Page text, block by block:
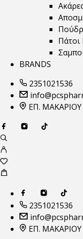
BRANDS
2351021536
ΕΠ.
2351021536
ΕΠ.